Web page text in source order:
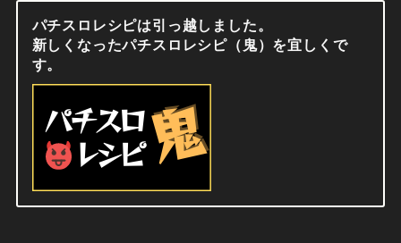
パチスロレシピは引っ越しました。
新しくなったパチスロレシピ（鬼）を宜しくで
す。